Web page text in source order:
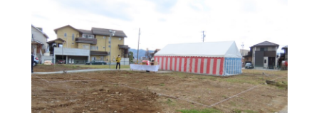
IR情報
会社概要
採用情報